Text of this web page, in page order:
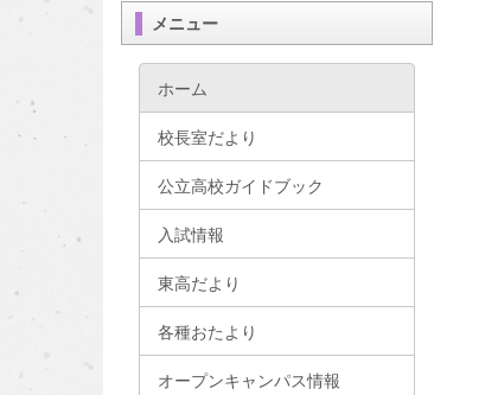
メニュー
ホーム
校長室だより
公立高校ガイドブック
入試情報
東高だより
各種おたより
オープンキャンパス情報